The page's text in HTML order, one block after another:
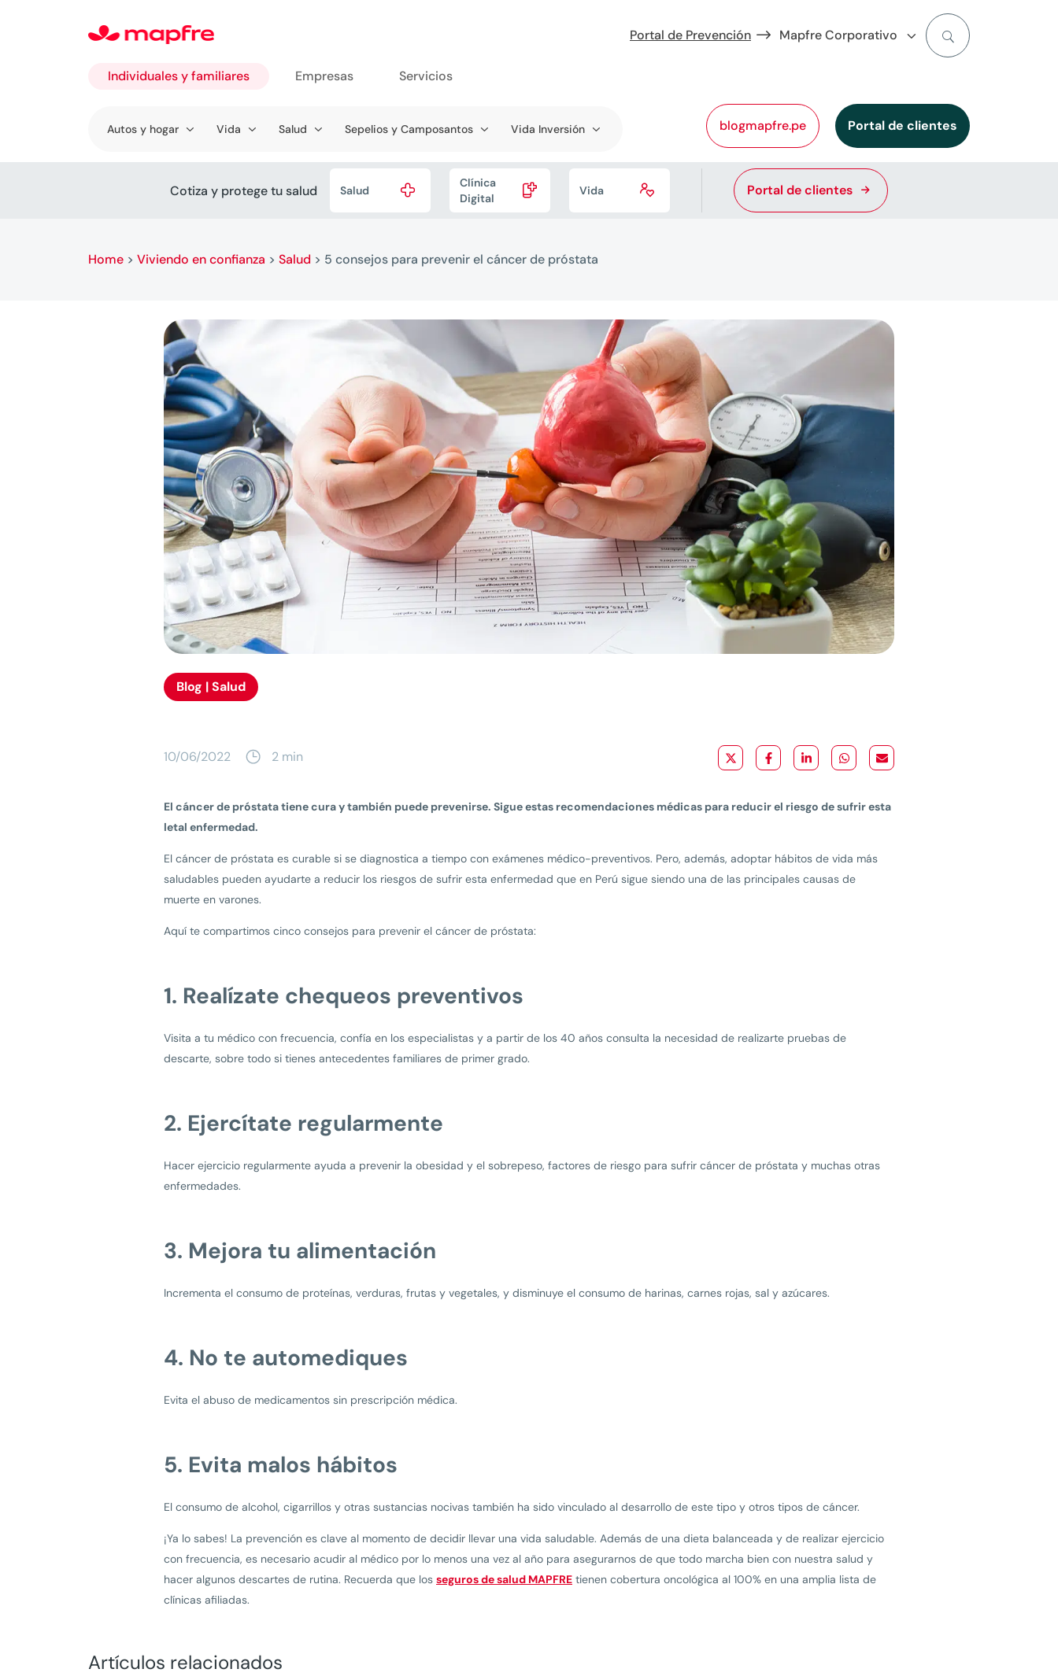
Portal de Prevención Mapfre Corporativo
blogmapfre.pe Portal de clientes
Individuales y familiares
Ir a
Autos y hogar Vida Salud Sepelios y Camposantos Vida Inversión
Empresas Servicios
Cotiza y protege tu salud 
Salud 
Clínica
Digital

Vida Portal de clientes
Home > Viviendo en confianza > Salud > 5 consejos para prevenir el cáncer de próstata
Blog | Salud
10/06/2022 2 min
El cáncer de próstata tiene cura y también puede prevenirse. Sigue estas recomendaciones médicas para reducir el riesgo de sufrir esta
letal enfermedad.
El cáncer de próstata es curable si se diagnostica a tiempo con exámenes médico-preventivos. Pero, además, adoptar hábitos de vida más
saludables pueden ayudarte a reducir los riesgos de sufrir esta enfermedad que en Perú sigue siendo una de las principales causas de
muerte en varones.
Aquí te compartimos cinco consejos para prevenir el cáncer de próstata:
1. Realízate chequeos preventivos
Visita a tu médico con frecuencia, confía en los especialistas y a partir de los 40 años consulta la necesidad de realizarte pruebas de
descarte, sobre todo si tienes antecedentes familiares de primer grado.
2. Ejercítate regularmente
Hacer ejercicio regularmente ayuda a prevenir la obesidad y el sobrepeso, factores de riesgo para sufrir cáncer de próstata y muchas otras
enfermedades.
3. Mejora tu alimentación
Incrementa el consumo de proteínas, verduras, frutas y vegetales, y disminuye el consumo de harinas, carnes rojas, sal y azúcares.
4. No te automediques
Evita el abuso de medicamentos sin prescripción médica.
5. Evita malos hábitos
El consumo de alcohol, cigarrillos y otras sustancias nocivas también ha sido vinculado al desarrollo de este tipo y otros tipos de cáncer.
¡Ya lo sabes! La prevención es clave al momento de decidir llevar una vida saludable. Además de una dieta balanceada y de realizar ejercicio
con frecuencia, es necesario acudir al médico por lo menos una vez al año para asegurarnos de que todo marcha bien con nuestra salud y
hacer algunos descartes de rutina. Recuerda que los seguros de salud MAPFRE tienen cobertura oncológica al 100% en una amplia lista de
clínicas afiliadas.
Artículos relacionados